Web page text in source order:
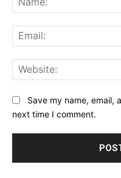
Save my name, email,
next time I comment.